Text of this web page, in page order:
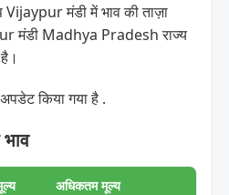
मंडी में भाव की ताज़ा
मंडी Madhya Pradesh राज्य
किया गया है .
अधिकतम मूल्य